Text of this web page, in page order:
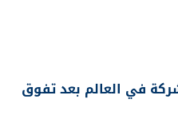
في العالم بعد تفوق